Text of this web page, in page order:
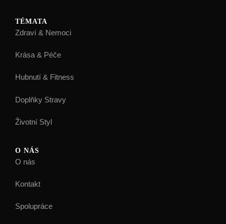
TÉMATA
Zdraví & Nemoci
Krása & Péče
Hubnutí & Fitness
Doplňky Stravy
Životní Styl
O NÁS
O nás
Kontakt
Spolupráce